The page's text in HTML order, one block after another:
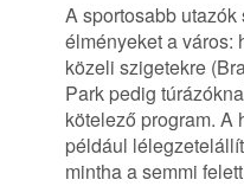
A sportosabb
élményeket a város:
közeli szigetekre
Park pedig
kötelező program. A
például
mintha a semmi